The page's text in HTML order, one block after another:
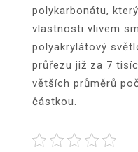
polykarbonátu,
vlastnosti vlivem
polyakrylátový
průřezu již za 7
větších průměrů
částkou.